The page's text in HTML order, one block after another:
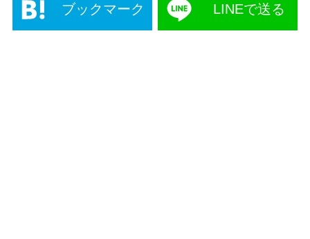
ブックマーク LINEで送る